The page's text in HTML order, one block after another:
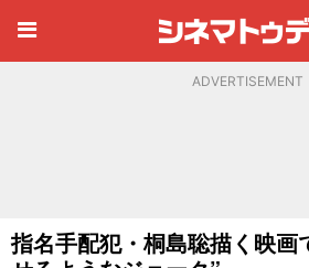
ADVERTISEMENT
指名手配犯・桐島聡描く映画